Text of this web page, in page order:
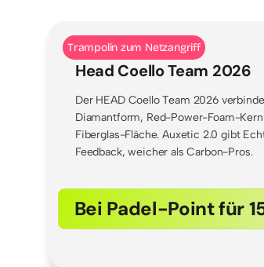
Trampolin zum Netzangriff
Head Coello Team 2026
Der HEAD Coello Team 2026
Diamantform, Red-Power-Foam-
Fiberglas-Fläche. Auxetic 2.0 gibt
Feedback, weicher als Carbon-Pros.
Bei Padel-Point für